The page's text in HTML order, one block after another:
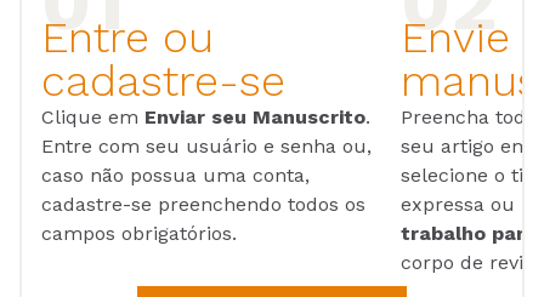
Entre ou
cadastre-se
Clique em Enviar seu Manuscrito.
Entre com seu usuário e senha ou,
caso não possua uma conta,
cadastre-se preenchendo todos os
campos obrigatórios.
Envie
Preencha
seu artigo em
selecione o
expressa ou
trabalho para
corpo de